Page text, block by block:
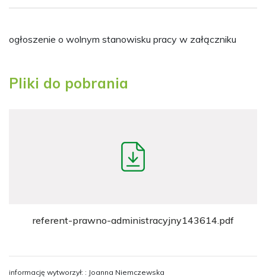
ogłoszenie o wolnym stanowisku pracy w załączniku
Pliki do pobrania
referent-prawno-administracyjny143614.pdf
informację wytworzył: : Joanna Niemczewska